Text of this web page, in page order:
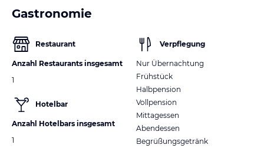
Gastronomie
Restaurant
Anzahl Restaurants insgesamt
1
Hotelbar
Anzahl Hotelbars insgesamt
1
Verpflegung
Nur Übernachtung
Frühstück
Halbpension
Vollpension
Mittagessen
Abendessen
Begrüßungsgetränk